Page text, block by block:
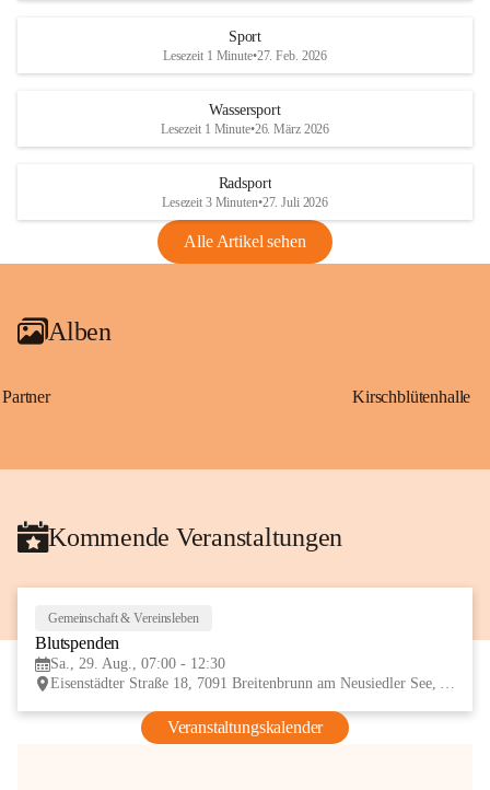
Rebe und der Amerikanischen
Anhang VBl. EU Nr. 18
1 Seite•1,4 MB
VBl. EU Nr. 18_2026
Sport
Lesezeit 1 Minute•27. Feb. 2026
Wassersport
Lesezeit 1 Minute•26. März 2026
Radsport
Lesezeit 3 Minuten•27. Juli 2026
Alle Artikel sehen
Alben
Partner Kirschblütenhalle
Kommende Veranstaltungen
Gemeinschaft & Vereinsleben
Blutspenden
Sa., 29. Aug., 07:00 - 12:30
Eisenstädter Straße 18, 7091 Breitenbrunn am Neusiedler See, AUT
Veranstaltungskalender